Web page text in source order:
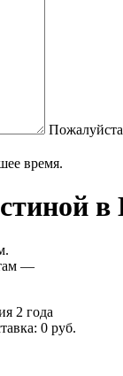
время.
в
—
2 года
0 руб.